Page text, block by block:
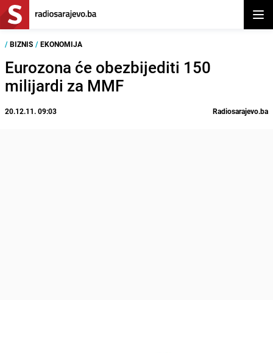
/ BIZNIS / EKONOMIJA
Eurozona će obezbijediti 150
milijardi za MMF
20.12.11. 09:03 Radiosarajevo.ba